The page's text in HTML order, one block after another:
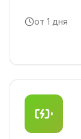
от 1 дня